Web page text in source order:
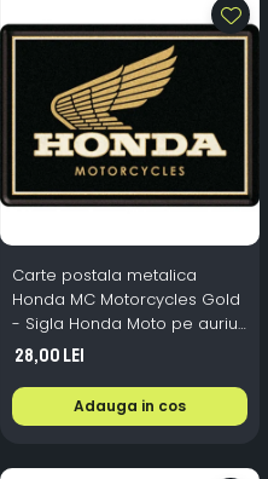
Carte postala metalica
Honda MC Motorcycles Gold
- Sigla Honda Moto pe auriu,
Originala, 10x14 cm
28,00 Lei
Adauga in cos